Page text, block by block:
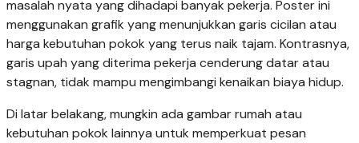
masalah nyata yang dihadapi banyak pekerja. Poster ini
menggunakan grafik yang menunjukkan garis cicilan atau
harga kebutuhan pokok yang terus naik tajam. Kontrasnya,
garis upah yang diterima pekerja cenderung datar atau
stagnan, tidak mampu mengimbangi kenaikan biaya hidup.
Di latar belakang, mungkin ada gambar rumah atau
kebutuhan pokok lainnya untuk memperkuat pesan